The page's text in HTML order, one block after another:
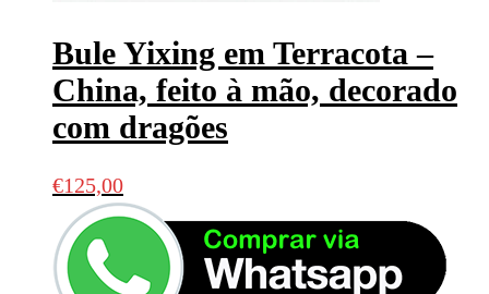
Bule Yixing em Terracota –
China, feito à mão, decorado
com dragões
€125,00